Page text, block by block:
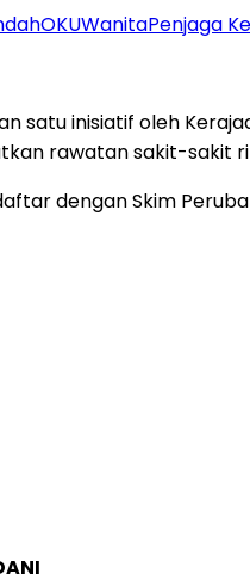
OKUWanitaPenjaga
satu inisiatif oleh
rawatan sakit-sakit
dengan Skim